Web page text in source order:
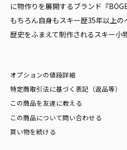
に物作りを展開するブランド『
もちろん自身もスキー歴35年以上の
歴史をふまえて制作されるスキー小
オプションの値段詳細
特定商取引法に基づく表記（返品等）
この商品を友達に教える
この商品について問い合わせる
買い物を続ける